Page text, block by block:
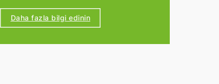
Daha fazla bilgi edinin